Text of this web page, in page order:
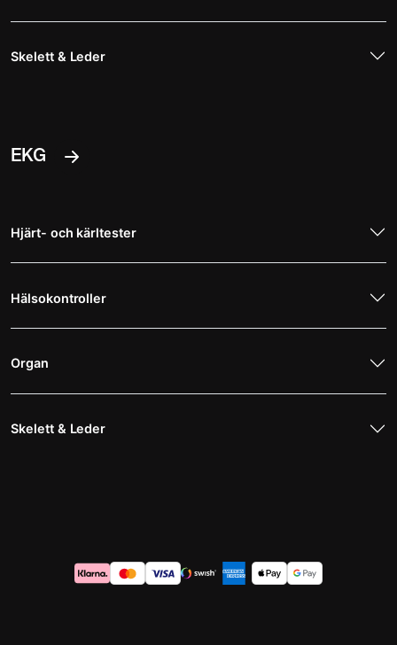
Skelett & Leder
EKG
Hjärt- och kärltester
Hälsokontroller
Organ
Skelett & Leder